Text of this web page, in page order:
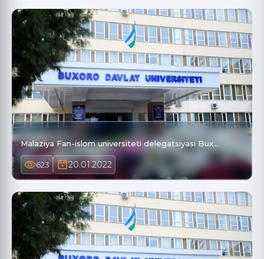
Malaziya Fan-islom universiteti delegatsiyasi Bux…
623 20.01.2022